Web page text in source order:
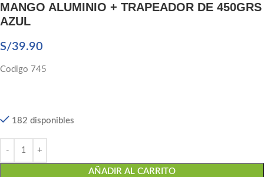
MANGO ALUMINIO + TRAPEADOR DE 450GRS
AZUL
S/39.90
Codigo 745
182 disponibles
AÑADIR AL CARRITO